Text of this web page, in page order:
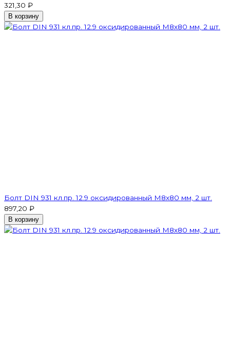
321,30 ₽
В корзину
Болт DIN 931 кл.пр. 12.9 оксидированный M8х80 мм, 2 шт.
897,20 ₽
В корзину